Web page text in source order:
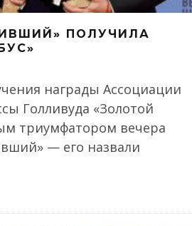
ПОЛУЧИЛА
награды Ассоциации
Голливуда «Золотой
триумфатором вечера
— его назвали